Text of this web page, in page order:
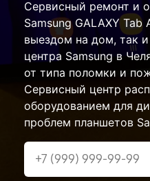
Сервисный ремонт и
Samsung GALAXY Tab
выездом на дом, так и
центра Samsung в
от типа поломки и
Сервисный центр
оборудованием для
проблем планшетов